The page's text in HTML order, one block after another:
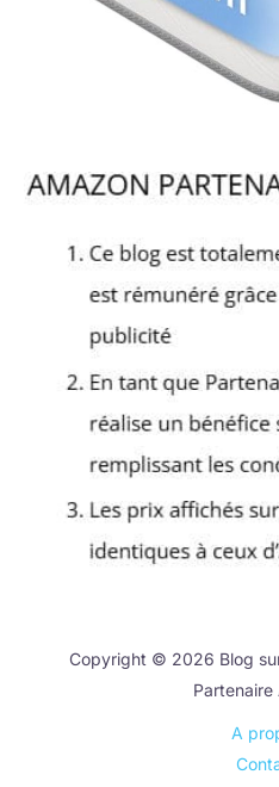
Copyright © 2026 Blog
Partenaire
A